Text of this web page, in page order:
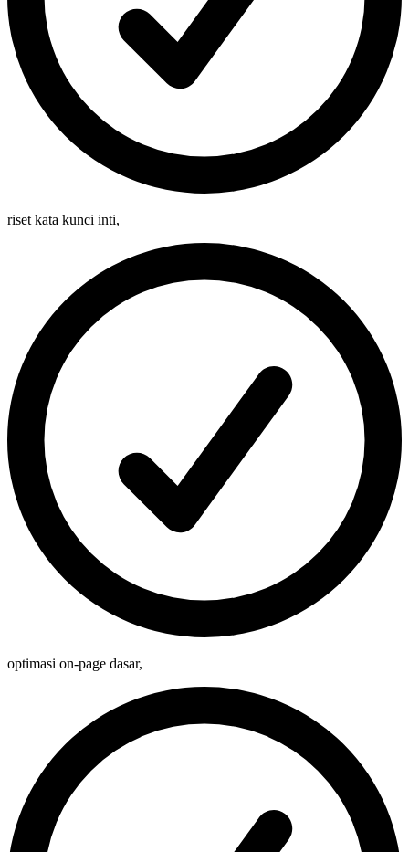
riset kata kunci inti,
optimasi on-page dasar,